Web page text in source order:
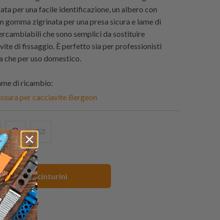
per una facile identificazione, un albero con
gomma zigrinata per una presa sicura e lame di
che sono semplici da sostituire
di fissaggio. È perfetto sia per professionisti
che per uso domestico.
di ricambio:
per cacciavite Bergeon
Condividi
questo
su
Pinterest
friend
tutti i cinturini
1 review